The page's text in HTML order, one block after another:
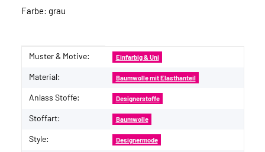
Farbe: grau
Produkteigenschaft
Wert
Muster & Motive: Einfarbig & Uni
Material: Baumwolle mit Elasthanteil
Anlass Stoffe: Designerstoffe
Stoffart: Baumwolle
Style: Designermode